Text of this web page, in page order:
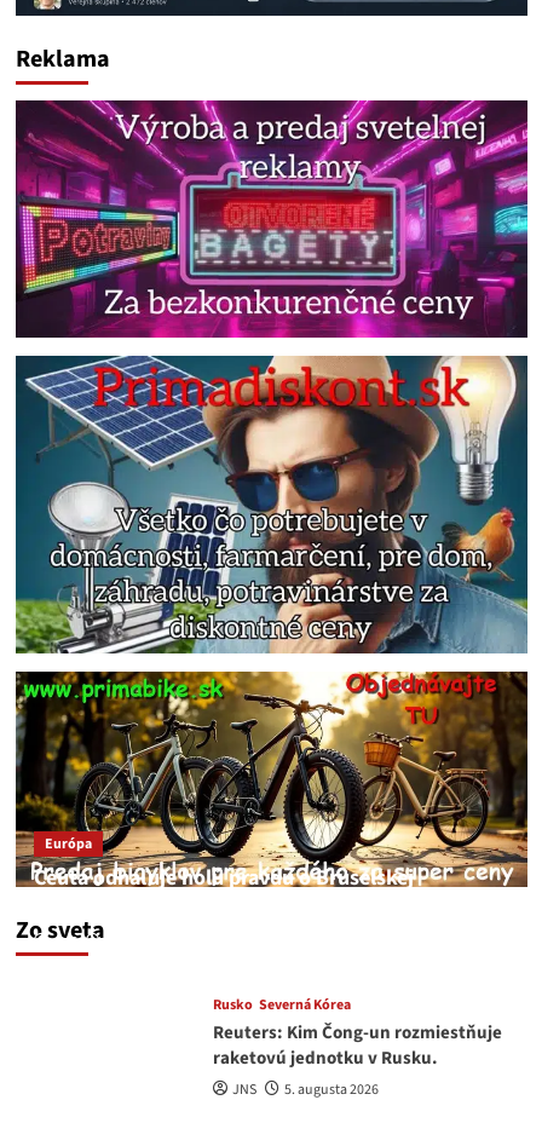
Reklama
Zo sveta
Európa
Ceuta odhaľuje holú pravdu o Bruselskej
JNS
Rusko Severná Kórea
Reuters: Kim Čong-un rozmiestňuje
raketovú jednotku v Rusku.
JNS 5. augusta 2026